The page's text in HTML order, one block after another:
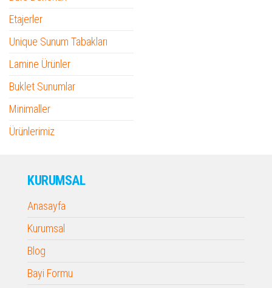
Etajerler
Unique Sunum Tabakları
Lamine Ürünler
Buklet Sunumlar
Minimaller
Ürünlerimiz
KURUMSAL
Anasayfa
Kurumsal
Blog
Bayi Formu